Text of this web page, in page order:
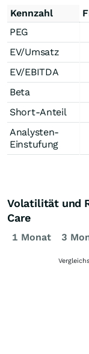
Kennzahl
PEG
EV/Umsatz
EV/EBITDA
Beta
Short-Anteil
Analysten-
Einstufung
Volatilität und
Care
1 Monat 3